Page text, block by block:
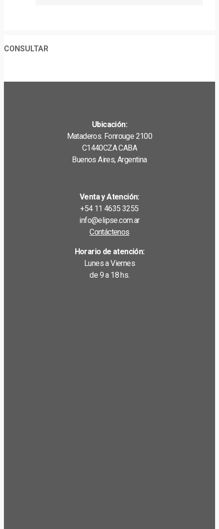
CONSULTAR
Ubicación:
Mataderos. Fonrouge 2100
C1440CZA CABA
Buenos Aires, Argentina
Venta y Atención:
+54 11 4635 3255
info@elipse.com.ar
Contáctenos
Horario de atención:
Lunes a Viernes
de 9 a 18 hs.